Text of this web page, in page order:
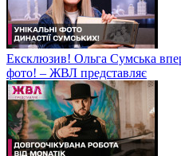
Ексклюзив! Ольга Сумська
фото! – ЖВЛ представляє